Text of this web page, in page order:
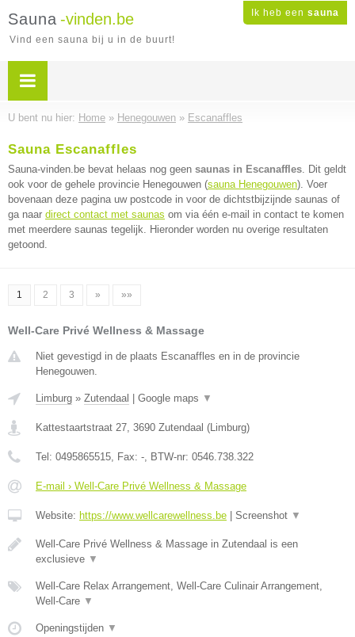
Ik heb een sauna
Sauna -vinden.be
Vind een sauna bij u in de buurt!
U bent nu hier: Home » Henegouwen » Escanaffles
Sauna Escanaffles
Sauna-vinden.be bevat helaas nog geen saunas in Escanaffles. Dit geldt
ook voor de gehele provincie Henegouwen (sauna Henegouwen). Voer
bovenaan deze pagina uw postcode in voor de dichtstbijzijnde saunas of
ga naar direct contact met saunas om via één e-mail in contact te komen
met meerdere saunas tegelijk. Hieronder worden nu overige resultaten
getoond.
1 2 3 » »»
Well-Care Privé Wellness & Massage
Niet gevestigd in de plaats Escanaffles en in de provincie
Henegouwen.
Limburg » Zutendaal Google maps ▼
Kattestaartstraat 27, 3690 Zutendaal (Limburg)
Tel: 0495865515, Fax: -, BTW-nr: 0546.738.322
E-mail › Well-Care Privé Wellness & Massage
Website: https://www.wellcarewellness.be Screenshot ▼
Well-Care Privé Wellness & Massage in Zutendaal is een
exclusieve ▼
Well-Care Relax Arrangement, Well-Care Culinair Arrangement,
Well-Care ▼
Openingstijden ▼